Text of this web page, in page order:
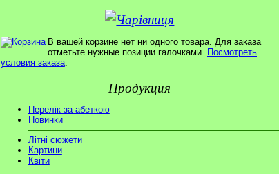
В вашей корзине нет ни одного товара. Для заказа
отметьте нужные позиции галочками. Посмотреть
условия заказа.
Продукция
Перелік за абеткою
Новинки
Літні сюжети
Картини
Квіти